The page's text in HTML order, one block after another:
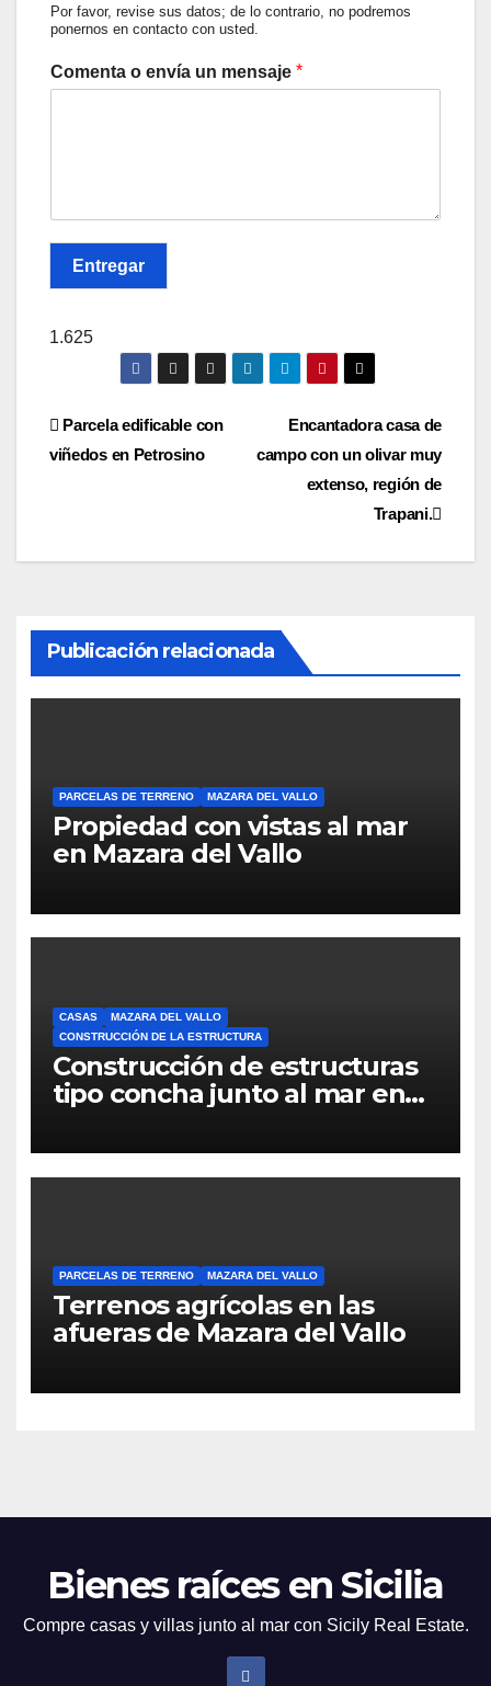
Por favor, revise sus datos; de lo contrario, no podremos
ponernos en contacto con usted.
Comenta o envía un mensaje *
Entregar
1.625
Navegación
Encantadora casa de
campo con un olivar muy
extenso, región de
Trapani.
Parcela edificable con
viñedos en Petrosino
Publicación relacionada
PARCELAS DE TERRENO MAZARA DEL VALLO
Propiedad con vistas al mar
en Mazara del Vallo
CASAS
MAZARA DEL VALLO
CONSTRUCCIÓN DE LA ESTRUCTURA
Construcción de estructuras
tipo concha junto al mar en
PARCELAS DE TERRENO MAZARA DEL VALLO
Terrenos agrícolas en las
afueras de Mazara del Vallo
Bienes raíces en Sicilia
Compre casas y villas junto al mar con Sicily Real Estate.